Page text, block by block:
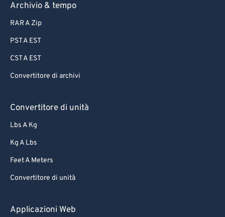
Archivio & tempo
RAR A Zip
PST A EST
CST A EST
Convertitore di archivi
Convertitore di unità
Lbs A Kg
Kg A Lbs
Feet A Meters
Convertitore di unità
Applicazioni Web